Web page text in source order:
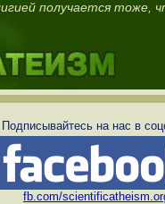
получается тоже,
Подписывайтесь на нас в
fb.com/